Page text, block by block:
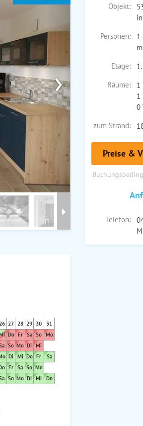
›
Objekt:
Personen:
Etage:
Räume:
1
1
0
zum Strand:
Preise &
Telefon:
26 27 28 29 30
31
Do Fr Sa So Mo
So Mo Di Mi
Di Mi Do Fr
Sa
Fr Sa So Mo
So Mo Di Mi Do